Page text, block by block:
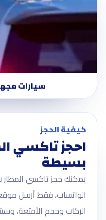
سيارات
كيفية الحجز
احجز تاكسي
بسيطة
يمكنك حجز تاكسي المطار
الواتساب، فقط أرسل
الركاب وحجم الأمتعة،